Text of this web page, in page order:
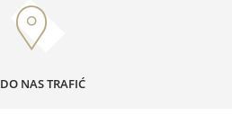
NAS TRAFIĆ